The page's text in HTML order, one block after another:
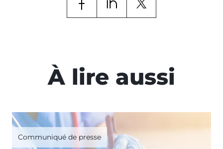
À lire aussi
Communiqué de presse